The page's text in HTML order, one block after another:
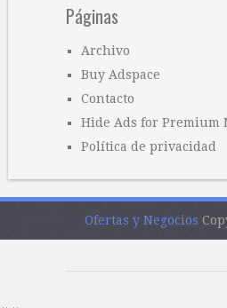
Páginas
Archivo
Buy Adspace
Contacto
Hide Ads for Premium
Política de privacidad
Ofertas y Negocios